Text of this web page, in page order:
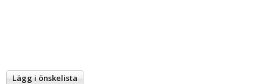
Lägg i önskelista